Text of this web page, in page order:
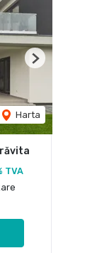
Harta
Next
TVA